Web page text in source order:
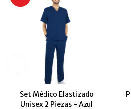
Set Médico Elastizado
Unisex 2 Piezas - Azul